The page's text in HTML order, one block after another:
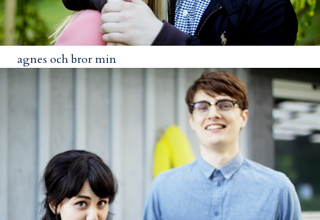
agnes och bror min